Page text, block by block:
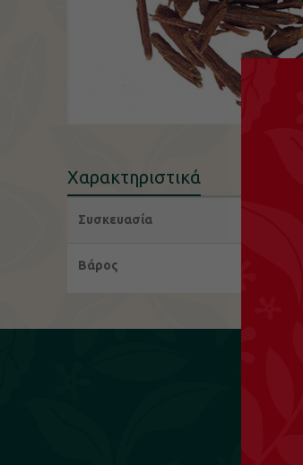
Χαρακτηριστικά
Συσκευασία
Βάρος